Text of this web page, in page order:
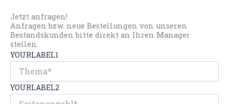
Jetzt anfragen!
Anfragen bzw. neue Bestellungen von unseren
Bestandskunden bitte direkt an Ihren Manager
stellen.
YOURLABEL1
YOURLABEL2